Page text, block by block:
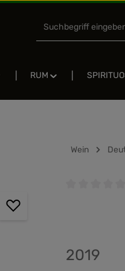
RUM
Wein
2019